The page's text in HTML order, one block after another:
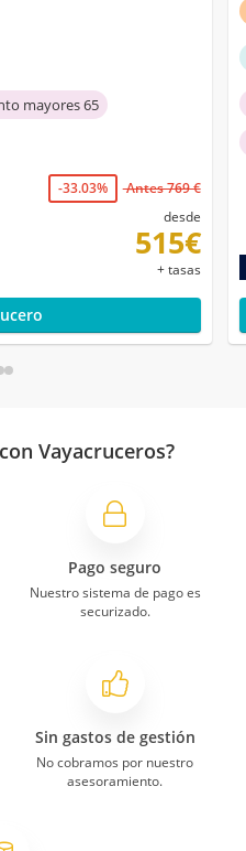
mayores 65
-33.03%
Antes 769 €
desde
515€
+ tasas
Vayacruceros?
Pago seguro
Nuestro sistema de pago es
securizado.
Sin gastos de gestión
No cobramos por nuestro
asesoramiento.